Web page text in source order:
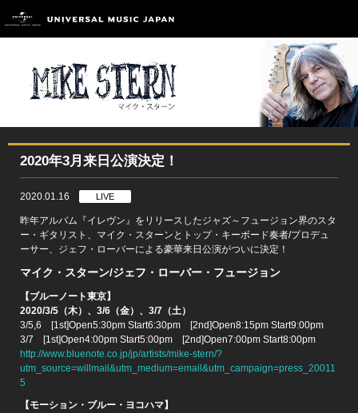
2020年3月来日公演決定！
2020.01.16 LIVE
昨年アルバム『イレヴン』をリリースしたジャズ～フュージョン界のスタ
ー・ギタリスト、マイク・スターンとトップ・キーボード奏者/プロデュ
ーサー、ジェフ・ローバーによる豪華来日公演がついに決定！
マイク・スターン/ジェフ・ローバー・フュージョン
【ブルーノート東京】
2020/3/5（木）、3/6（金）、3/7（土）
3/5,6 [1st]Open5:30pm Start6:30pm [2nd]Open8:15pm Start9:00pm
3/7 [1st]Open4:00pm Start5:00pm [2nd]Open7:00pm Start8:00pm
http://www.bluenote.co.jp/jp/artists/mike-stern/?
utm_source=willmail&utm_medium=email&utm_campaign=press_20011
5
【モーション・ブルー・ヨコハマ】